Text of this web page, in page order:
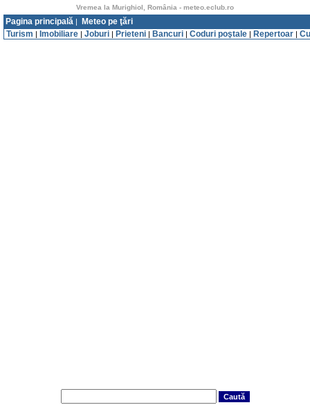
Vremea la Murighiol, România - meteo.eclub.ro
Pagina principală |
Meteo pe ţări
Turism | Imobiliare | Joburi | Prieteni | Bancuri | Coduri poştale | Repertoar |